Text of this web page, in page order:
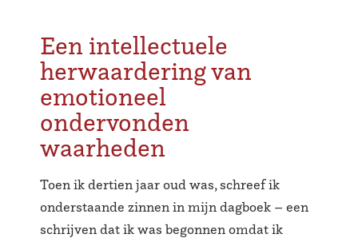
Een intellectuele
herwaardering van
emotioneel
ondervonden
waarheden
Toen ik dertien jaar oud was, schreef ik
onderstaande zinnen in mijn dagboek – een
schrijven dat ik was begonnen omdat ik